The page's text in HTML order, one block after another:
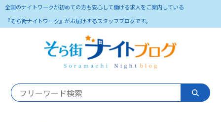
全国のナイトワークが初めての方も安心して働ける求人をご案内している
『そら街ナイトワーク』がお届けするスタッフブログです。